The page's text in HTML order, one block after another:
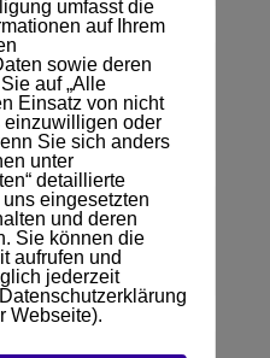
ich
ich
umfasst die
auf Ihrem
sowie deren
auf „Alle
Einsatz von nicht
oder
Sie sich anders
unter
detaillierte
uns eingesetzten
und deren
Sie können die
aufrufen und
jederzeit
Webseite).